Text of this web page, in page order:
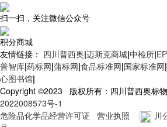
扫一扫，关注微信公众号
积分商城
友情链接： 四川普西奥|迈斯克商城|中检所|
普智库|药标网|蒲标网|食品标准网|国家标准网|
心图书馆|
Copyright ©2023 版权所有：四川普西奥标
2022008573号-1
危险品化学品经营许可证
营业执照
川